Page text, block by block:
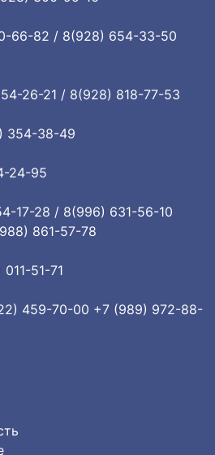
66-82 / 8(928) 654-33-50
26-21 / 8(928) 818-77-53
354-38-49
24-95
17-28 / 8(996) 631-56-10
861-57-78
51-71
459-70-00 +7 (989) 972-88-